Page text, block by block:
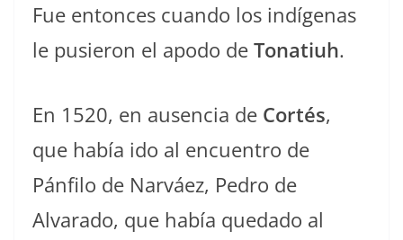
Fue entonces cuando los indígenas
le pusieron el apodo de Tonatiuh.
En 1520, en ausencia de Cortés,
que había ido al encuentro de
Pánfilo de Narváez, Pedro de
Alvarado, que había quedado al